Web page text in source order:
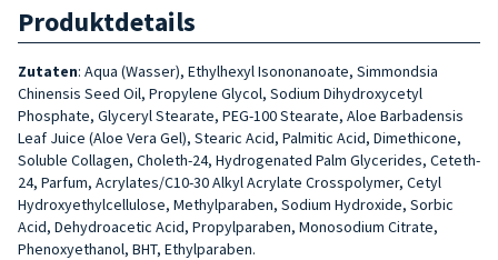
Produktdetails
Zutaten: Aqua (Wasser), Ethylhexyl Isononanoate, Simmondsia
Chinensis Seed Oil, Propylene Glycol, Sodium Dihydroxycetyl
Phosphate, Glyceryl Stearate, PEG-100 Stearate, Aloe Barbadensis
Leaf Juice (Aloe Vera Gel), Stearic Acid, Palmitic Acid, Dimethicone,
Soluble Collagen, Choleth-24, Hydrogenated Palm Glycerides, Ceteth-
24, Parfum, Acrylates/C10-30 Alkyl Acrylate Crosspolymer, Cetyl
Hydroxyethylcellulose, Methylparaben, Sodium Hydroxide, Sorbic
Acid, Dehydroacetic Acid, Propylparaben, Monosodium Citrate,
Phenoxyethanol, BHT, Ethylparaben.